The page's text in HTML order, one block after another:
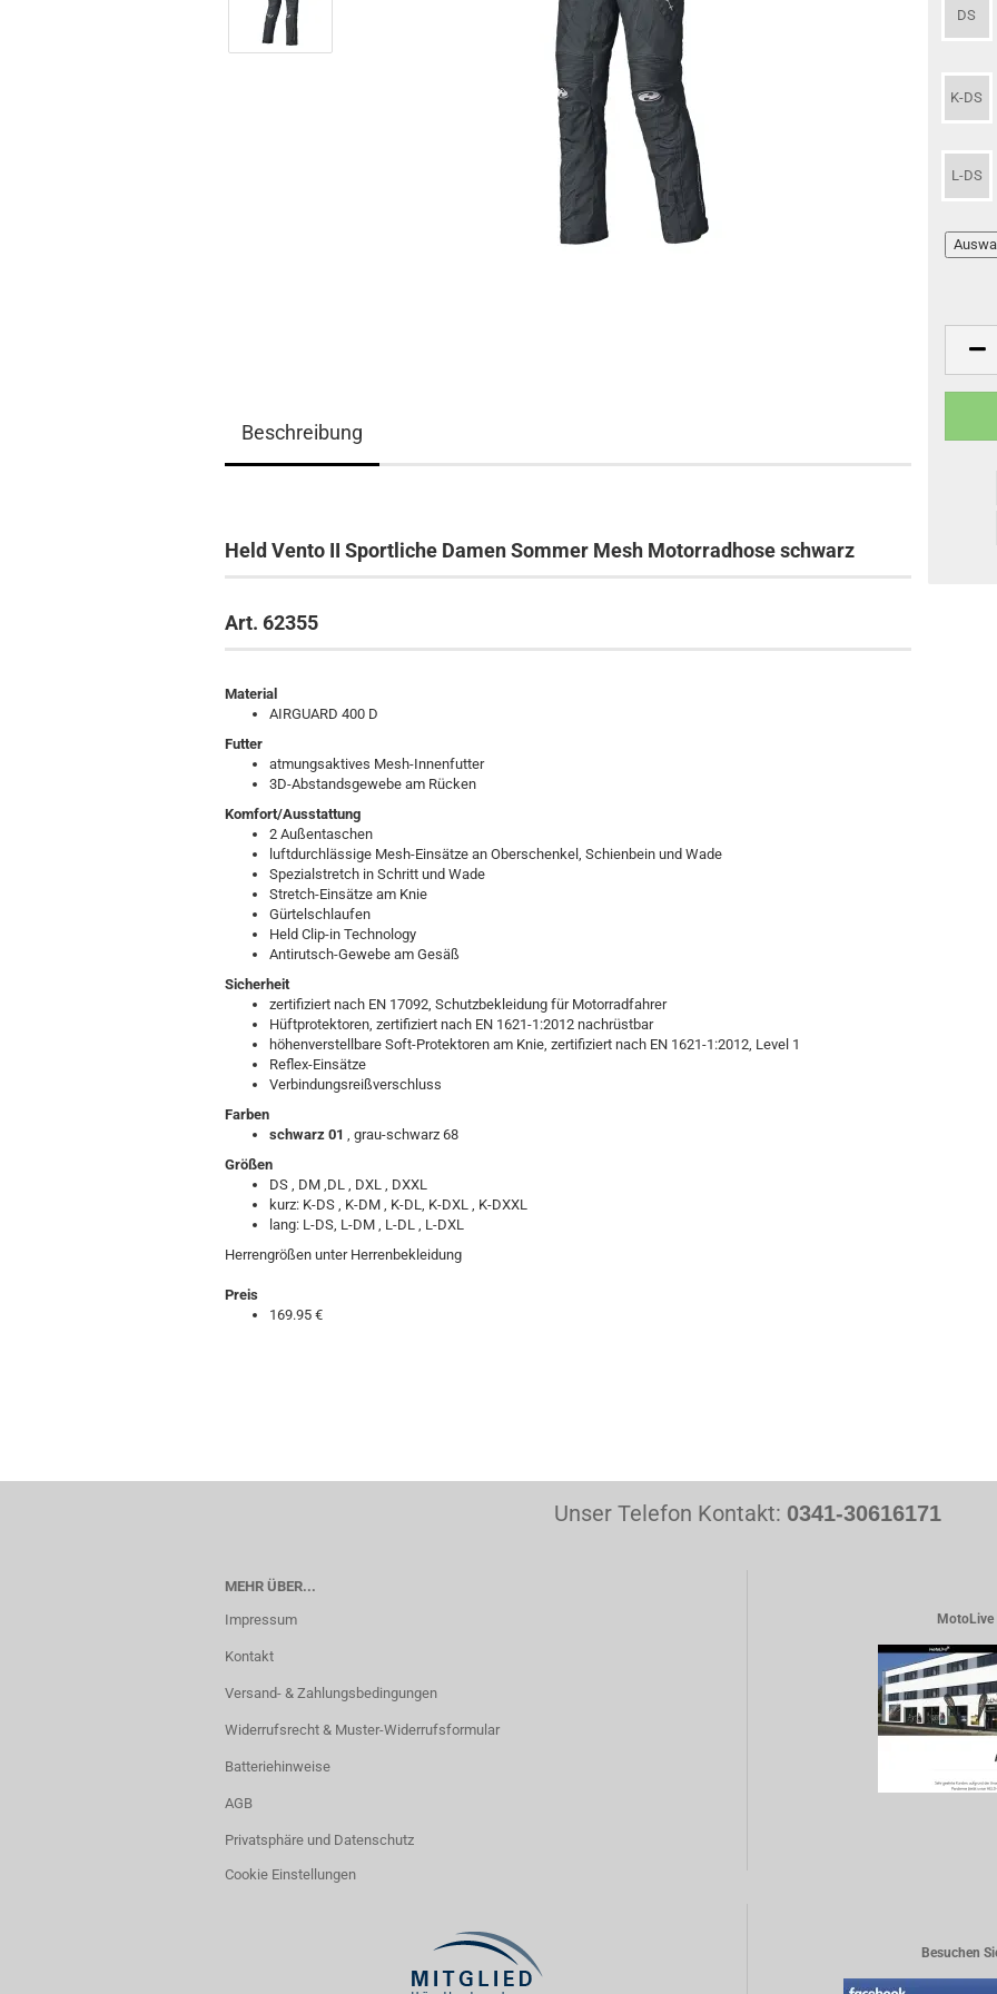
DS
K-DS
L-DS
Beschreibung
Held Vento II Sportliche Damen Sommer Mesh Motorradhose schwarz
Art. 62355
Material
AIRGUARD 400 D
Futter
atmungsaktives Mesh-Innenfutter
3D-Abstandsgewebe am Rücken
Komfort/Ausstattung
2 Außentaschen
luftdurchlässige Mesh-Einsätze an Oberschenkel, Schienbein und Wade
Spezialstretch in Schritt und Wade
Stretch-Einsätze am Knie
Gürtelschlaufen
Held Clip-in Technology
Antirutsch-Gewebe am Gesäß
Sicherheit
zertifiziert nach EN 17092, Schutzbekleidung für Motorradfahrer
Hüftprotektoren, zertifiziert nach EN 1621-1:2012 nachrüstbar
höhenverstellbare Soft-Protektoren am Knie, zertifiziert nach EN 1621-1:2012, Level 1
Reflex-Einsätze
Verbindungsreißverschluss
Farben
schwarz 01 , grau-schwarz 68
Größen
DS , DM ,DL , DXL , DXXL
kurz: K-DS , K-DM , K-DL, K-DXL , K-DXXL
lang: L-DS, L-DM , L-DL , L-DXL
Herrengrößen unter Herrenbekleidung
Preis
169.95 €
Unser Telefon Kontakt: 0341-30616171
MEHR ÜBER...
Impressum
Kontakt
Versand- & Zahlungsbedingungen
Widerrufsrecht & Muster-Widerrufsformular
Batteriehinweise
AGB
Privatsphäre und Datenschutz
Cookie Einstellungen
MotoLive
Besuchen